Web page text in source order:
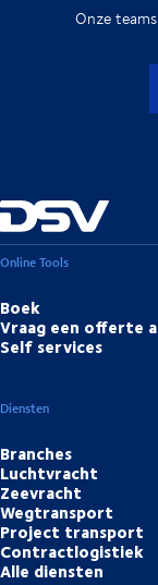
Onze
Online Tools
Boek
Vraag een offerte
Self services
Diensten
Branches
Luchtvracht
Zeevracht
Wegtransport
Project transport
Contractlogistiek
Alle diensten